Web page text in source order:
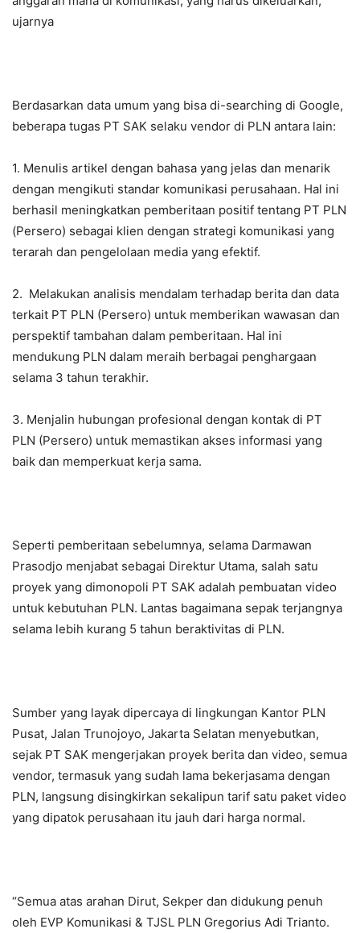
ujarnya
Berdasarkan data umum yang bisa di-searching di Google,
beberapa tugas PT SAK selaku vendor di PLN antara lain:
1. Menulis artikel dengan bahasa yang jelas dan menarik
dengan mengikuti standar komunikasi perusahaan. Hal ini
berhasil meningkatkan pemberitaan positif tentang PT PLN
(Persero) sebagai klien dengan strategi komunikasi yang
terarah dan pengelolaan media yang efektif.
2. Melakukan analisis mendalam terhadap berita dan data
terkait PT PLN (Persero) untuk memberikan wawasan dan
perspektif tambahan dalam pemberitaan. Hal ini
mendukung PLN dalam meraih berbagai penghargaan
selama 3 tahun terakhir.
3. Menjalin hubungan profesional dengan kontak di PT
PLN (Persero) untuk memastikan akses informasi yang
baik dan memperkuat kerja sama.
Seperti pemberitaan sebelumnya, selama Darmawan
Prasodjo menjabat sebagai Direktur Utama, salah satu
proyek yang dimonopoli PT SAK adalah pembuatan video
untuk kebutuhan PLN. Lantas bagaimana sepak terjangnya
selama lebih kurang 5 tahun beraktivitas di PLN.
Sumber yang layak dipercaya di lingkungan Kantor PLN
Pusat, Jalan Trunojoyo, Jakarta Selatan menyebutkan,
sejak PT SAK mengerjakan proyek berita dan video, semua
vendor, termasuk yang sudah lama bekerjasama dengan
PLN, langsung disingkirkan sekalipun tarif satu paket video
yang dipatok perusahaan itu jauh dari harga normal.
“Semua atas arahan Dirut, Sekper dan didukung penuh
oleh EVP Komunikasi & TJSL PLN Gregorius Adi Trianto.